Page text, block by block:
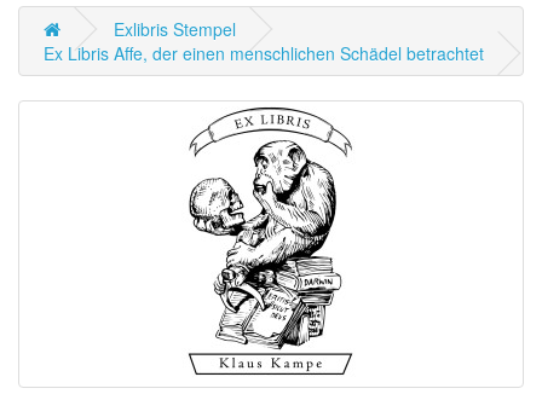
Exlibris Stempel
Ex Libris Affe, der einen menschlichen Schädel betrachtet